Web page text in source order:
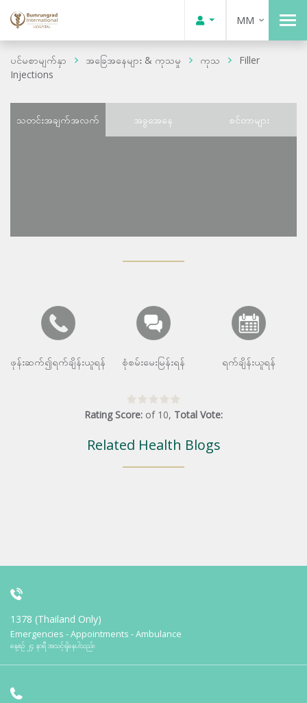
MM
ပင်မစာမျက်နှာ အခြေအနေများ & ကုသမှု ကုသ
Filler
Injections
သတင်းအချက်အလက် အခွအေနေ စင်တာများ
ဖုန်းဆက်၍ရက်ချိန်းယူရန် စုံစမ်းမေးမြန်းရန် ရက်ချိန်းယူရန်
Rating Score: of 10, Total Vote:
Related Health Blogs
1378 (Thailand Only)
Emergencies - Appointments - Ambulance
နေ့စဉ် ၂၄ နာရီ အသင့်ရှိနေပါသည်။